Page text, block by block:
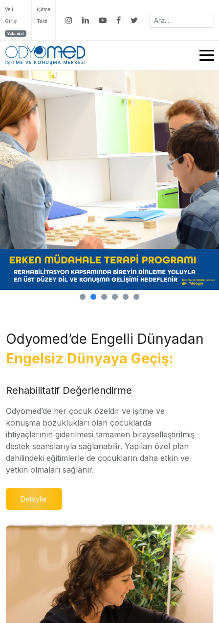
Veli
Girişi
Yakında!
İşitme
Testi
Odyomed’de Engelli Dünyadan
Engelsiz Dünyaya Geçiş:
Rehabilitatif Değerlendirme
Odyomed’de her çocuk özeldir ve işitme ve
konuşma bozuklukları olan çocuklarda
ihtiyaçlarının giderilmesi tamamen bireyselleştirilmiş
destek seanslarıyla sağlanabilir. Yapılan özel plan
dahilindeki eğitimlerle de çocukların daha etkin ve
yetkin olmaları sağlanır.
Detaylar